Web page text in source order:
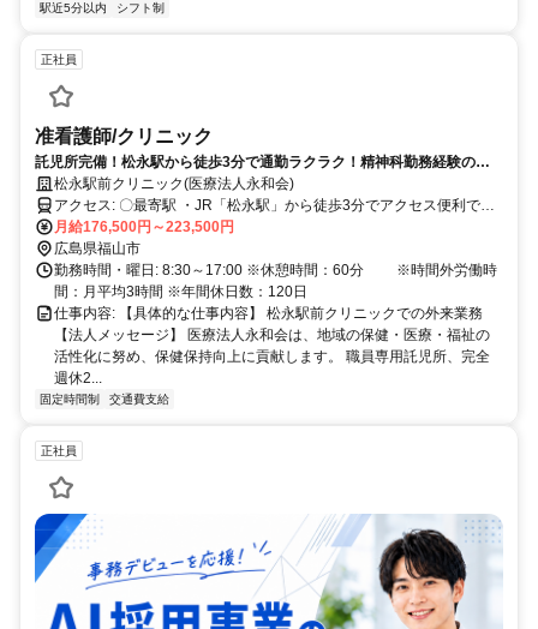
駅近5分以内
シフト制
正社員
准看護師/クリニック
託児所完備！松永駅から徒歩3分で通勤ラクラク！精神科勤務経験のあ
る方歓迎！残業少なめ！
松永駅前クリニック(医療法人永和会)
アクセス: 〇最寄駅 ・JR「松永駅」から徒歩3分でアクセス便利で
す！ ※交通費支給！ ※車通勤OK！バイク通勤OK！（無料駐車場あ
り） ※駅近5分以内！
月給176,500円～223,500円
広島県福山市
勤務時間・曜日: 8:30～17:00 ※休憩時間：60分 ※時間外労働時
間：月平均3時間 ※年間休日数：120日
仕事内容: 【具体的な仕事内容】 松永駅前クリニックでの外来業務
【法人メッセージ】 医療法人永和会は、地域の保健・医療・福祉の
活性化に努め、保健保持向上に貢献します。 職員専用託児所、完全
週休2...
固定時間制 交通費支給
正社員